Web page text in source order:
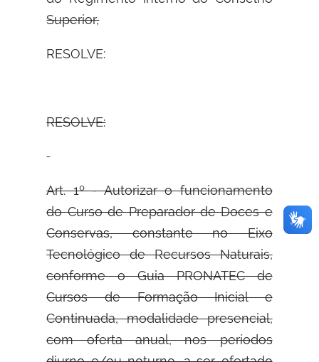
Superior,
RESOLVE:
RESOLVE:
Art. 1º - Autorizar o funcionamento
do Curso de Preparador de Doces e
Conservas, constante no Eixo
Tecnológico de Recursos Naturais,
conforme o Guia PRONATEC de
Cursos de Formação Inicial e
Continuada, modalidade presencial,
com oferta anual, nos períodos